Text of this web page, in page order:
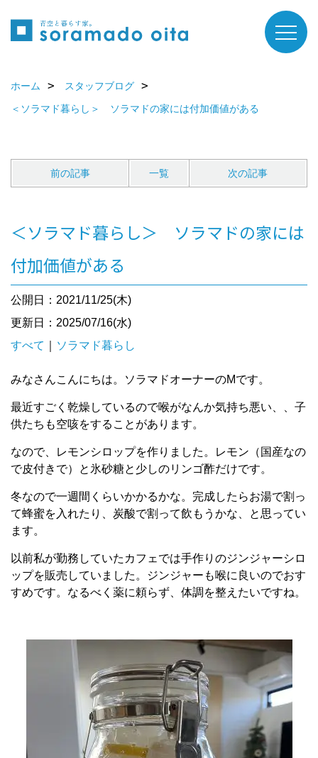
ホーム
スタッフブログ
＜ソラマド暮らし＞ ソラマドの家には付加価値がある
前の記事 一覧 次の記事
＜ソラマド暮らし＞ ソラマドの家には
付加価値がある
公開日：2021/11/25(木)
更新日：2025/07/16(水)
すべて
ソラマド暮らし
みなさんこんにちは。ソラマドオーナーのMです。
最近すごく乾燥しているので喉がなんか気持ち悪い、、子
供たちも空咳をすることがあります。
なので、レモンシロップを作りました。レモン（国産なの
で皮付きで）と氷砂糖と少しのリンゴ酢だけです。
冬なので一週間くらいかかるかな。完成したらお湯で割っ
て蜂蜜を入れたり、炭酸で割って飲もうかな、と思ってい
ます。
以前私が勤務していたカフェでは手作りのジンジャーシロ
ップを販売していました。ジンジャーも喉に良いのでおす
すめです。なるべく薬に頼らず、体調を整えたいですね。